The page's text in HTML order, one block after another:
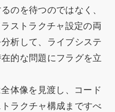
のを待つのではなく、
ストラクチャ設定の両
析して、ライブシステ
的な問題にフラグを立
全体像を見渡し、コード
ラクチャ構成まですべ